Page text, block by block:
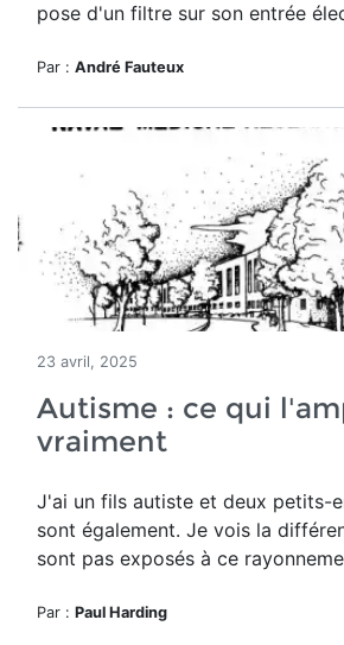
pose d'un filtre sur son entrée
Par : André Fauteux
23 avril, 2025
Autisme : ce qui
vraiment
J'ai un fils autiste et deux petits-
sont également. Je vois la
sont pas exposés à ce
Par : Paul Harding